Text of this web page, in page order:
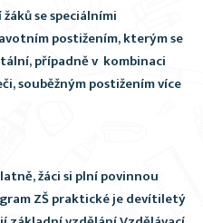
se speciálními
postižením, kterým se
případně v kombinaci
souběžným postižením více
žáci si plní povinnou
ZŠ praktické je devítiletý